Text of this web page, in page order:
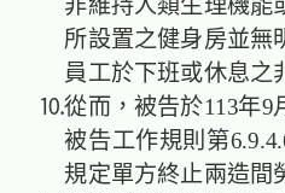
非維持人類生理機能
所設置之健身房並無
員工於下班或休息之
⒑從而，被告於113年9
被告工作規則第
規定單方終止兩造間